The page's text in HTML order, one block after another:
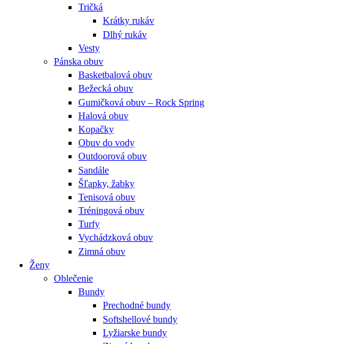
Tričká
Krátky rukáv
Dlhý rukáv
Vesty
Pánska obuv
Basketbalová obuv
Bežecká obuv
Gumičková obuv – Rock Spring
Halová obuv
Kopačky
Obuv do vody
Outdoorová obuv
Sandále
Šľapky, žabky
Tenisová obuv
Tréningová obuv
Turfy
Vychádzková obuv
Zimná obuv
Ženy
Oblečenie
Bundy
Prechodné bundy
Softshellové bundy
Lyžiarske bundy